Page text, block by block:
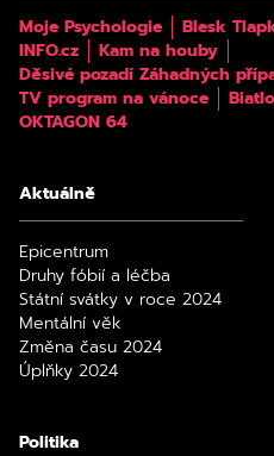
Moje Psychologie Blesk
INFO.cz
Kam na houby
Děsivé pozadí Záhadných
TV program na vánoce
OKTAGON 64
Aktuálně
Epicentrum
Druhy fóbií a léčba
Státní svátky v roce 2024
Mentální věk
Změna času 2024
Úplňky 2024
Politika